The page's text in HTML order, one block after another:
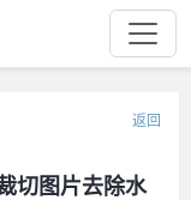
返回
切图片去除水